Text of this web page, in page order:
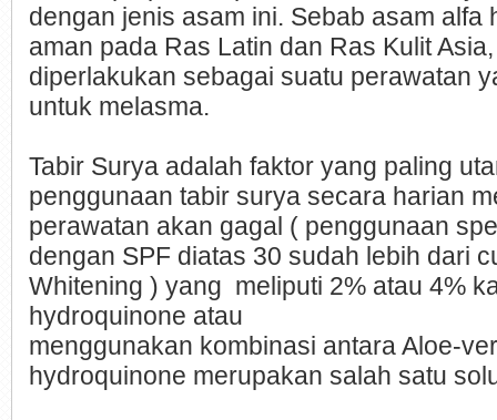
dengan jenis asam ini. Sebab asam alfa
aman pada Ras Latin dan Ras Kulit
diperlakukan sebagai suatu perawatan
untuk melasma.
Tabir Surya adalah faktor yang paling
penggunaan tabir surya secara harian
perawatan akan gagal ( penggunaan
dengan SPF diatas 30 sudah lebih dari
Whitening ) yang meliputi 2% atau 4%
hydroquinone atau
menggunakan kombinasi antara Aloe-
hydroquinone merupakan salah satu